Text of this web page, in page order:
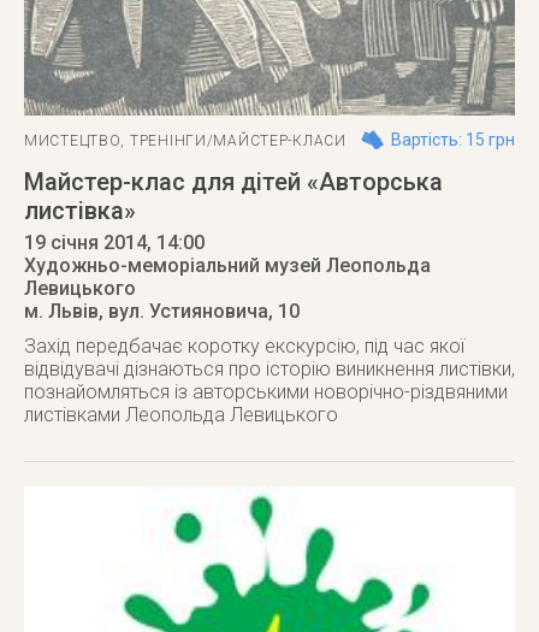
МИСТЕЦТВО, ТРЕНІНГИ/МАЙСТЕР-КЛАСИ Вартість: 15 грн
Майстер-клас для дітей «Авторська
листівка»
19 січня 2014, 14:00
Художньо-меморіальний музей Леопольда
Левицького
м. Львів, вул. Устияновича, 10
Захід передбачає коротку екскурсію, під час якої
відвідувачі дізнаються про історію виникнення листівки,
познайомляться із авторськими новорічно-різдвяними
листівками Леопольда Левицького